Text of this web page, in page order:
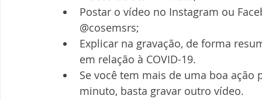
Postar o vídeo no Instagram ou
@cosemsrs;
Explicar na gravação, de forma
em relação à COVID-19.
Se você tem mais de uma boa
minuto, basta gravar outro vídeo.